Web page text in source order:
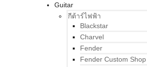
Guitar
กีต้าร์ไฟฟ้า
Blackstar
Charvel
Fender
Fender Custom Shop